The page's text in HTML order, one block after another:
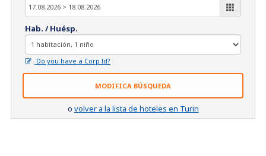
Hab. / Huésp.
Do you have a Corp Id?
MODIFICA BÚSQUEDA
o volver a la lista de hoteles en Turin